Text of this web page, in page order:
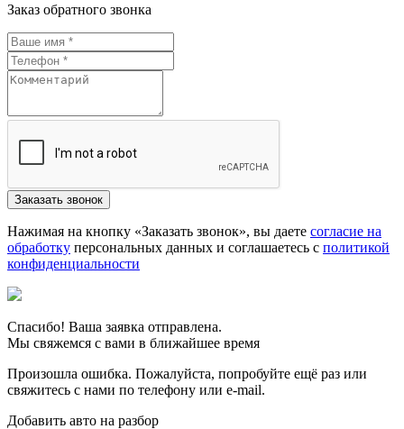
Заказ обратного звонка
Нажимая на кнопку «Заказать звонок», вы даете согласие на
обработку персональных данных и соглашаетесь c политикой
конфиденциальности
Спасибо! Ваша заявка отправлена.
Мы свяжемся с вами в ближайшее время
Произошла ошибка. Пожалуйста, попробуйте ещё раз или
свяжитесь с нами по телефону или e-mail.
Добавить авто на разбор